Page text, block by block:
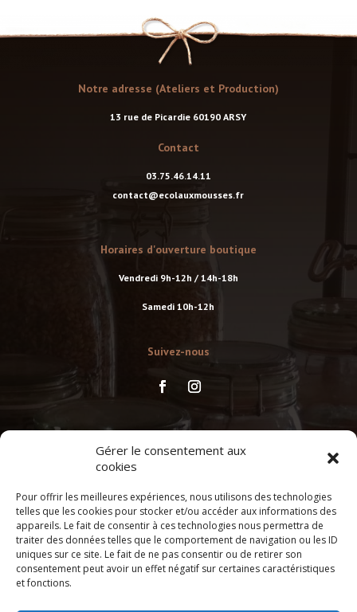
Gérer le consentement aux
cookies
Pour offrir les meilleures expériences, nous utilisons des technologies
telles que les cookies pour stocker et/ou accéder aux informations des
appareils. Le fait de consentir à ces technologies nous permettra de
traiter des données telles que le comportement de navigation ou les ID
uniques sur ce site. Le fait de ne pas consentir ou de retirer son
consentement peut avoir un effet négatif sur certaines caractéristiques
et fonctions.
Notre adresse (Ateliers et Production)
13 rue de Picardie 60190 ARSY
Contact
03.75.46.14.11
contact@ecolauxmousses.fr
Horaires d'ouverture boutique
Vendredi 9h-12h / 14h-18h
Samedi 10h-12h
Suivez-nous
RÉSERVER UN ATELIER
OFFREZ UN BON CADEAU